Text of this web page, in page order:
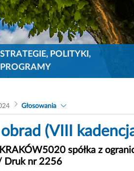
STRATEGIE, POLITYKI,
PROGRAMY
Głosowania
(VIII
spółka z
Druk nr 2256